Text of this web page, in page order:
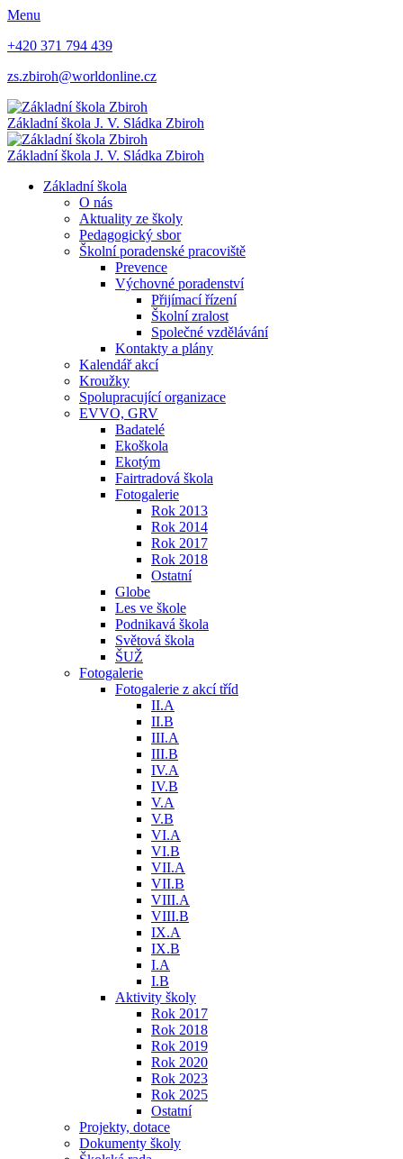
Menu
+420 371 794 439
zs.zbiroh@worldonline.cz
Základní škola J. V. Sládka Zbiroh
Základní škola J. V. Sládka Zbiroh
Základní škola
O nás
Aktuality ze školy
Pedagogický sbor
Školní poradenské pracoviště
Prevence
Výchovné poradenství
Přijímací řízení
Školní zralost
Společné vzdělávání
Kontakty a plány
Kalendář akcí
Kroužky
Spolupracující organizace
EVVO, GRV
Badatelé
Ekoškola
Ekotým
Fairtradová škola
Fotogalerie
Rok 2013
Rok 2014
Rok 2017
Rok 2018
Ostatní
Globe
Les ve škole
Podnikavá škola
Světová škola
ŠUŽ
Fotogalerie
Fotogalerie z akcí tříd
II.A
II.B
III.A
III.B
IV.A
IV.B
V.A
V.B
VI.A
VI.B
VII.A
VII.B
VIII.A
VIII.B
IX.A
IX.B
I.A
I.B
Aktivity školy
Rok 2017
Rok 2018
Rok 2019
Rok 2020
Rok 2023
Rok 2025
Ostatní
Projekty, dotace
Dokumenty školy